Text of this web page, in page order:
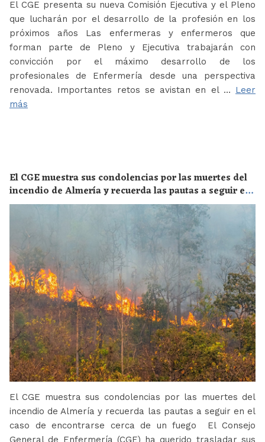
El CGE presenta su nueva Comisión Ejecutiva y el Pleno
que lucharán por el desarrollo de la profesión en los
próximos años Las enfermeras y enfermeros que
forman parte de Pleno y Ejecutiva trabajarán con
convicción por el máximo desarrollo de los
profesionales de Enfermería desde una perspectiva
renovada. Importantes retos se avistan en el … Leer
más
El CGE muestra sus condolencias por las muertes del
incendio de Almería y recuerda las pautas a seguir en
el caso de encontrarse cerca de un fuego
El CGE muestra sus condolencias por las muertes del
incendio de Almería y recuerda las pautas a seguir en el
caso de encontrarse cerca de un fuego El Consejo
General de Enfermería (CGE) ha querido trasladar sus